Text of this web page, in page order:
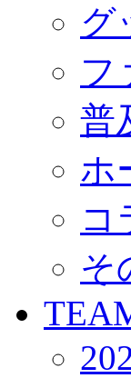
ACADEMY
アカデ
コーチ
ジュニ
ジュニ
ユース
練習拠
SCHOOL
CLUB
パート
クラブ
サステ
Web制
応援プ
グ
フ
普
ホ
コ
そ